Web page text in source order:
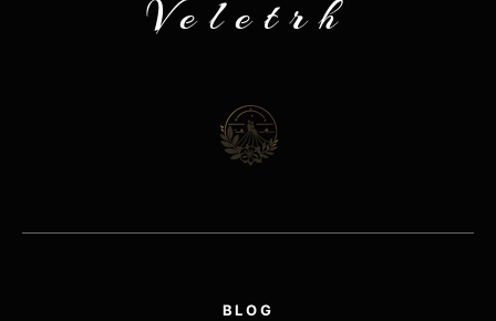
Veletrh
BLOG